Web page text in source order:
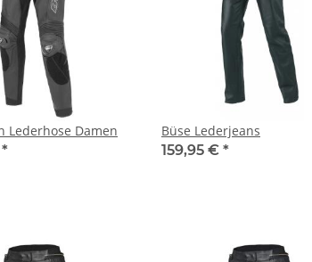
Lederhose Damen
*
Büse Lederjeans
159,95 € *